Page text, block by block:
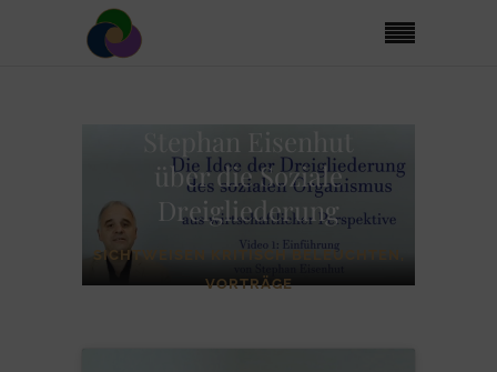
Stephan Eisenhut
über die Soziale
Dreigliederung
SICHTWEISEN KRITISCH BELEUCHTEN
VORTRÄGE